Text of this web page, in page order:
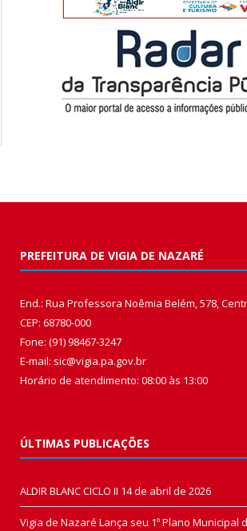
PREFEITURA DE VIGIA DE NAZARÉ
End.: Rua Professora Noêmia Belém, 578,
CEP: 68780-000
Fone: (91) 98467-3247
E-mail: sic@vigia.pa.gov.br
Horário de atendimento: 08:00 às 13:00
ÚLTIMAS PUBLICAÇÕES
ALDIR BLANC CICLO II 14 de abril de 2026
Vigia de Nazaré Lança seu 1º Plano Municipal